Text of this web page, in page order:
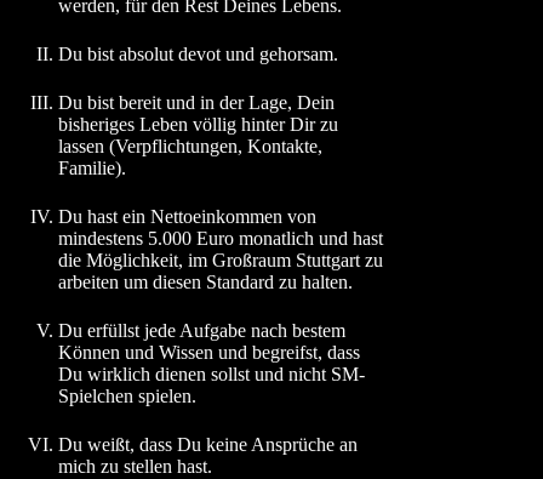
werden, für den Rest Deines Lebens.
II. Du bist absolut devot und gehorsam.
III. Du bist bereit und in der Lage, Dein
bisheriges Leben völlig hinter Dir zu
lassen (Verpflichtungen, Kontakte,
Familie).
IV. Du hast ein Nettoeinkommen von
mindestens 5.000 Euro monatlich und hast
die Möglichkeit, im Großraum Stuttgart zu
arbeiten um diesen Standard zu halten.
V. Du erfüllst jede Aufgabe nach bestem
Können und Wissen und begreifst, dass
Du wirklich dienen sollst und nicht SM-
Spielchen spielen.
VI. Du weißt, dass Du keine Ansprüche an
mich zu stellen hast.